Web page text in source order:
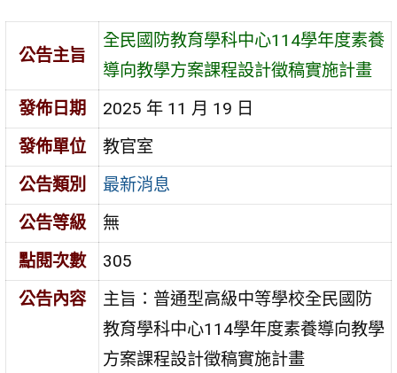
公告主旨
全民國防教育學科中心114學年度素養
導向教學方案課程設計徵稿實施計畫
發佈日期
2025 年 11 月 19 日
發佈單位
教官室
公告類別
最新消息
公告等級
無
點閱次數
305
公告內容
主旨：普通型高級中等學校全民國防
教育學科中心114學年度素養導向教學
方案課程設計徵稿實施計畫